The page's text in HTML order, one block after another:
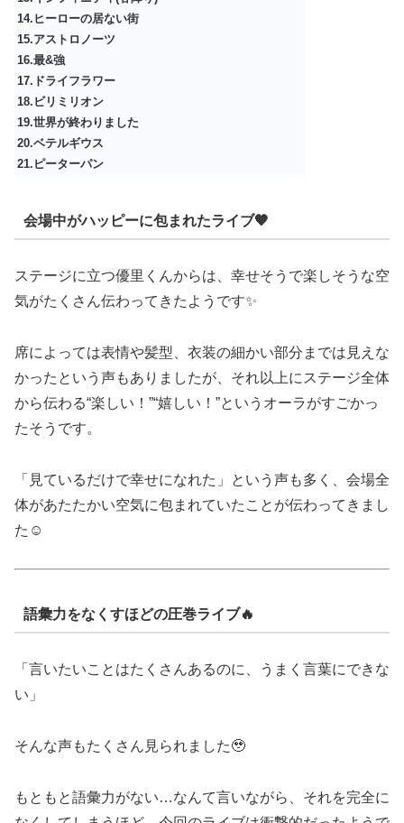
14.ヒーローの居ない街
15.アストロノーツ
16.最&強
17.ドライフラワー
18.ビリミリオン
19.世界が終わりました
20.ベテルギウス
21.ピーターパン
会場中がハッピーに包まれたライブ🧡
ステージに立つ優里くんからは、幸せそうで楽しそうな空
気がたくさん伝わってきたようです✨
席によっては表情や髪型、衣装の細かい部分までは見えな
かったという声もありましたが、それ以上にステージ全体
から伝わる“楽しい！”“嬉しい！”というオーラがすごかっ
たそうです。
「見ているだけで幸せになれた」という声も多く、会場全
体があたたかい空気に包まれていたことが伝わってきまし
た☺️
語彙力をなくすほどの圧巻ライブ🔥
「言いたいことはたくさんあるのに、うまく言葉にできな
い」
そんな声もたくさん見られました🥹
もともと語彙力がない…なんて言いながら、それを完全に